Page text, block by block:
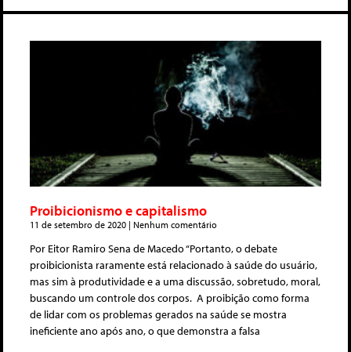
Proibicionismo e capitalismo
11 de setembro de 2020 Nenhum comentário
Por Eitor Ramiro Sena de Macedo “Portanto, o debate
proibicionista raramente está relacionado à saúde do usuário,
mas sim à produtividade e a uma discussão, sobretudo, moral,
buscando um controle dos corpos. A proibição como forma
de lidar com os problemas gerados na saúde se mostra
ineficiente ano após ano, o que demonstra a falsa